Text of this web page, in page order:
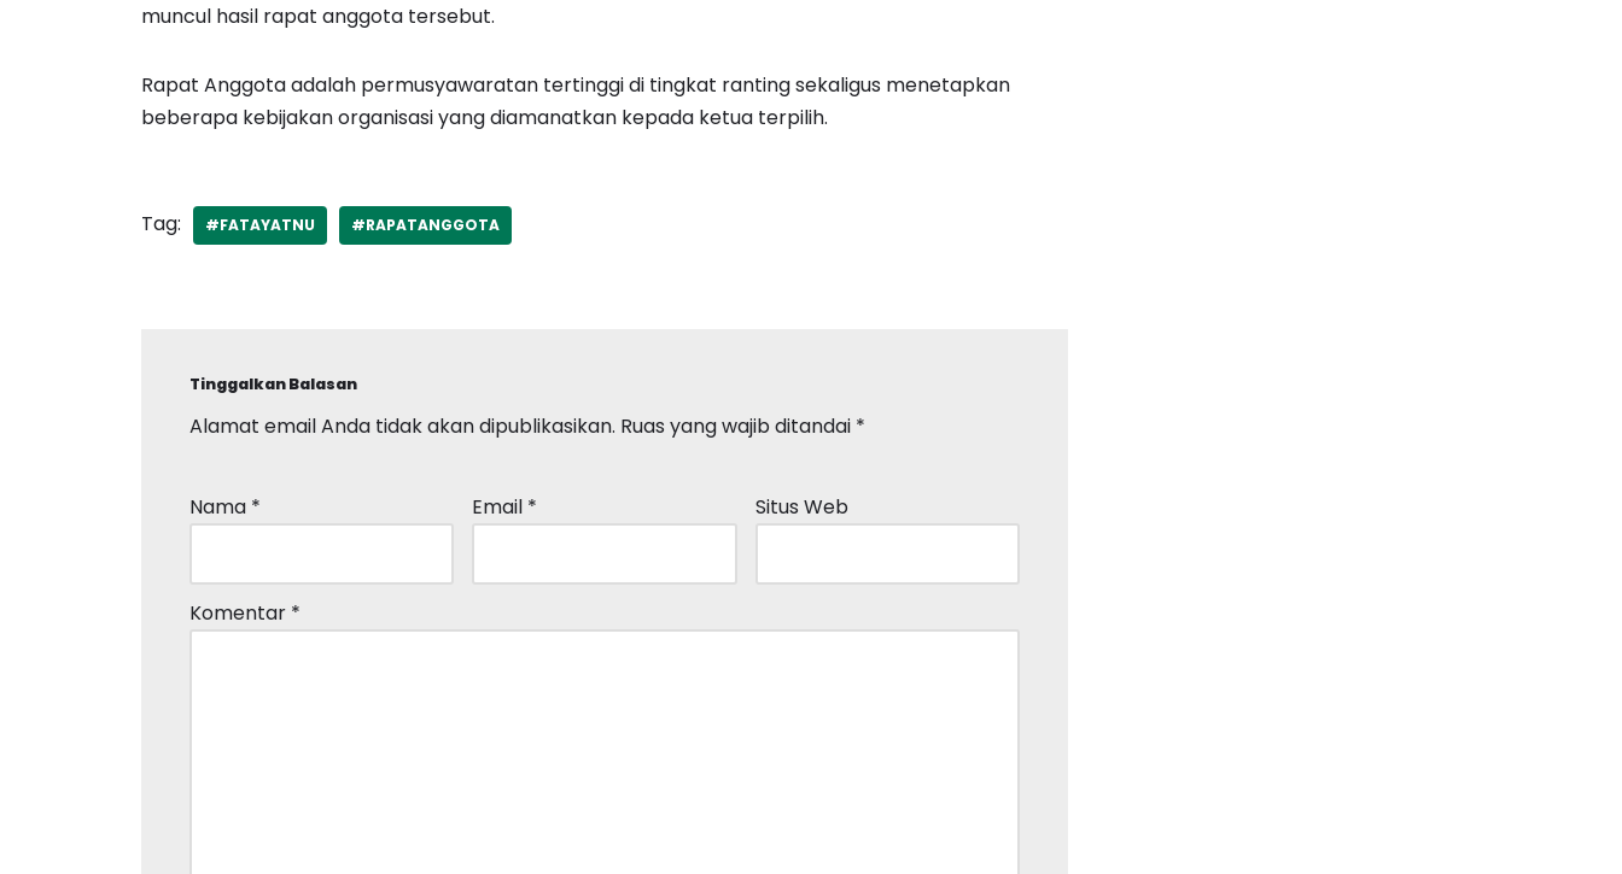
muncul hasil rapat anggota tersebut.
Rapat Anggota adalah permusyawaratan tertinggi di tingkat ranting sekaligus menetapkan
beberapa kebijakan organisasi yang diamanatkan kepada ketua terpilih.
Tag: #FATAYATNU #RAPATANGGOTA
Tinggalkan Balasan
Alamat email Anda tidak akan dipublikasikan. Ruas yang wajib ditandai *
Nama * Email * Situs Web
Komentar *